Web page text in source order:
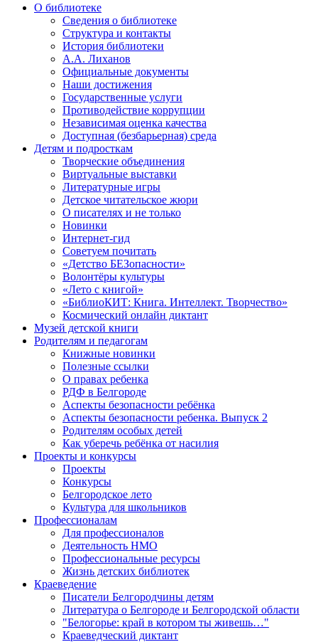
О библиотеке
Сведения о библиотеке
Структура и контакты
История библиотеки
А.А. Лиханов
Официальные документы
Наши достижения
Государственные услуги
Противодействие коррупции
Независимая оценка качества
Доступная (безбарьерная) среда
Детям и подросткам
Творческие объединения
Виртуальные выставки
Литературные игры
Детское читательское жюри
О писателях и не только
Новинки
Интернет-гид
Советуем почитать
«Детство БЕЗопасности»
Волонтёры культуры
«Лето с книгой»
«БиблиоКИТ: Книга. Интеллект. Творчество»
Космический онлайн диктант
Музей детской книги
Родителям и педагогам
Книжные новинки
Полезные ссылки
О правах ребенка
РДФ в Белгороде
Аспекты безопасности ребёнка
Аспекты безопасности ребенка. Выпуск 2
Родителям особых детей
Как уберечь ребёнка от насилия
Проекты и конкурсы
Проекты
Конкурсы
Белгородское лето
Культура для школьников
Профессионалам
Для профессионалов
Деятельность НМО
Профессиональные ресурсы
Жизнь детских библиотек
Краеведение
Писатели Белгородчины детям
Литература о Белгороде и Белгородской области
"Белогорье: край в котором ты живешь…"
Краеведческий диктант